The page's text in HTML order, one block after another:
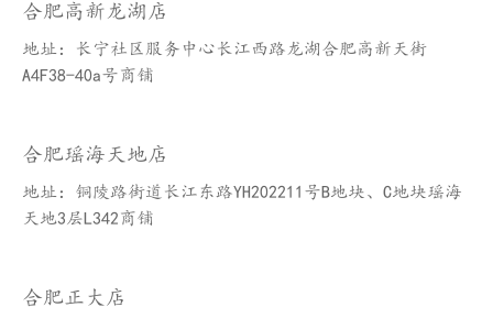
合肥高新龙湖店
地址：长宁社区服务中心长江西路龙湖合肥高新天街
A4F38-40a号商铺
合肥瑶海天地店
地址：铜陵路街道长江东路YH202211号B地块、C地块瑶海
天地3层L342商铺
合肥正大店